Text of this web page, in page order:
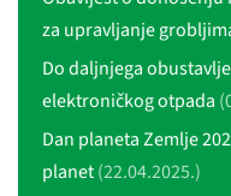
za upravljanje
Do daljnjega
elektroničkog otpada
Dan planeta Zemlje
planet(22.04.2025.)